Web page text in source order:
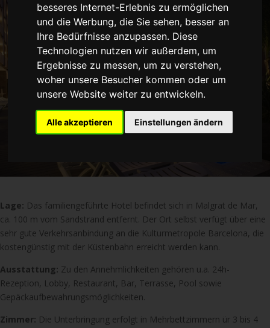
besseres Internet-Erlebnis zu ermöglichen
und die Werbung, die Sie sehen, besser an
Ihre Bedürfnisse anzupassen. Diese
Technologien nutzen wir außerdem, um
Ergebnisse zu messen, um zu verstehen,
woher unsere Besucher kommen oder um
unsere Website weiter zu entwickeln.
Alle akzeptieren Einstellungen ändern
Lage: Das familiengeführte Hotel befindet sich in Malgrat de Mar,
ca. 100 m vom Sandstrand entfernt. Der Ort selbst verfügt über eine
sehr gute Verkehrsanbindung an die Kulturmetropole Barcelona, die
kostengünstig mit der Küstenbahn erreicht werden kann.
Ausstattung: Zu den Annehmlichkeiten gehören u.a. 24h-
Rezeption, Lobby, Restaurant, Bar, Terrasse, Pool sowie
Gepäckaufbewahrungsmöglichkeiten.
Zimmer: Die Unterbringung erfolgt in Mehrbettzimmern ür 3 bis 4